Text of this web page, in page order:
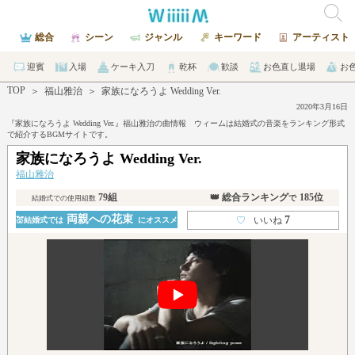
総合 シーン ジャンル キーワード アーティスト
迎賓 入場 ケーキ入刀 乾杯 歓談 お色直し退場 お
TOP ＞ 福山雅治 ＞ 家族になろうよ Wedding Ver.
2020年3月16日
『家族になろうよ Wedding Ver.』福山雅治の曲情報 ウィームは結婚式の音楽をランキング形式
で紹介するBGMサイトです。
家族になろうよ Wedding Ver.
福山雅治
結婚式での使用組数79組 👑 総合ランキングで 185位
💒結婚式では両親への花束 にオススメ ♡ いいね7